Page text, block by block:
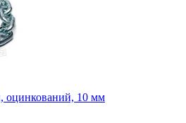
оцинкований, 10 мм